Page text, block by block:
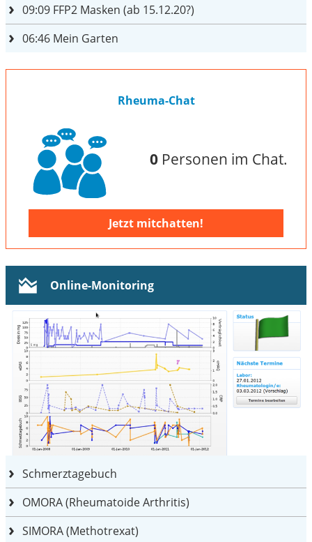
09:09 FFP2 Masken (ab 15.12.20?)
06:46 Mein Garten
Rheuma-Chat
0Personen im Chat.
Jetzt mitchatten!
Online-Monitoring
Schmerztagebuch
OMORA (Rheumatoide Arthritis)
SIMORA (Methotrexat)